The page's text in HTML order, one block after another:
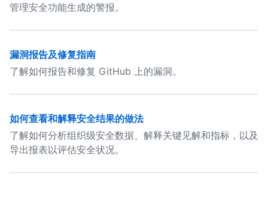
管理安全功能生成的警报。
漏洞报告及修复指南
了解如何报告和修复 GitHub 上的漏洞。
如何查看和解释安全结果的做法
了解如何分析组织级安全数据、解释关键见解和指标，以及
导出报表以评估安全状况。